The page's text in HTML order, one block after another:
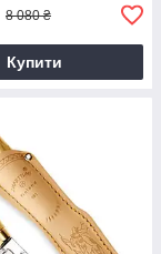
8 080 ₴
Купити